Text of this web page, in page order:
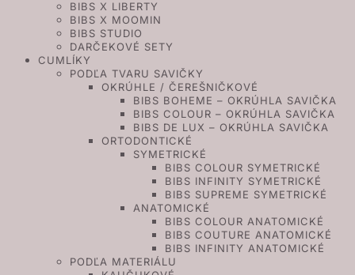
BIBS X LIBERTY
BIBS X MOOMIN
BIBS STUDIO
DARČEKOVÉ SETY
CUMLÍKY
PODĽA TVARU SAVIČKY
OKRÚHLE / ČEREŠNIČKOVÉ
BIBS BOHEME – OKRÚHLA SAVIČKA
BIBS COLOUR – OKRÚHLA SAVIČKA
BIBS DE LUX – OKRÚHLA SAVIČKA
ORTODONTICKÉ
SYMETRICKÉ
BIBS COLOUR SYMETRICKÉ
BIBS INFINITY SYMETRICKÉ
BIBS SUPREME SYMETRICKÉ
ANATOMICKÉ
BIBS COLOUR ANATOMICKÉ
BIBS COUTURE ANATOMICKÉ
BIBS INFINITY ANATOMICKÉ
PODĽA MATERIÁLU